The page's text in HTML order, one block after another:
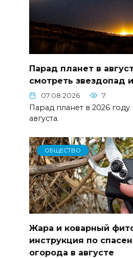
Парад планет в
смотреть звездопад
07.08.2026 7
Парад планет в 2026 году
августа.
ОБЩЕСТВО
Жара и коварный
инструкция по
огорода в августе